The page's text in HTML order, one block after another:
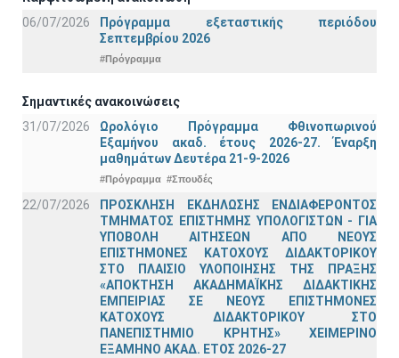
06/07/2026
Πρόγραμμα εξεταστικής περιόδου
Σεπτεμβρίου 2026
#Πρόγραμμα
Σημαντικές ανακοινώσεις
31/07/2026
Ωρολόγιο Πρόγραμμα Φθινοπωρινού
Εξαμήνου ακαδ. έτους 2026-27. Έναρξη
μαθημάτων Δευτέρα 21-9-2026
#Πρόγραμμα #Σπουδές
22/07/2026
ΠΡΟΣΚΛΗΣΗ ΕΚΔΗΛΩΣΗΣ ΕΝΔΙΑΦΕΡΟΝΤΟΣ
ΤΜΗΜΑΤΟΣ ΕΠΙΣΤΗΜΗΣ ΥΠΟΛΟΓΙΣΤΩΝ - ΓΙΑ
ΥΠΟΒΟΛΗ ΑΙΤΗΣΕΩΝ ΑΠΟ ΝΕΟΥΣ
ΕΠΙΣΤΗΜΟΝΕΣ ΚΑΤΟΧΟΥΣ ΔΙΔΑΚΤΟΡΙΚΟΥ
ΣΤΟ ΠΛΑΙΣΙΟ ΥΛΟΠΟΙΗΣΗΣ ΤΗΣ ΠΡΑΞΗΣ
«ΑΠΟΚΤΗΣΗ ΑΚΑΔΗΜΑΪΚΗΣ ΔΙΔΑΚΤΙΚΗΣ
ΕΜΠΕΙΡΙΑΣ ΣΕ ΝΕΟΥΣ ΕΠΙΣΤΗΜΟΝΕΣ
ΚΑΤΟΧΟΥΣ ΔΙΔΑΚΤΟΡΙΚΟΥ ΣΤΟ
ΠΑΝΕΠΙΣΤΗΜΙΟ ΚΡΗΤΗΣ» ΧΕΙΜΕΡΙΝΟ
ΕΞΑΜΗΝΟ ΑΚΑΔ. ΕΤΟΣ 2026-27